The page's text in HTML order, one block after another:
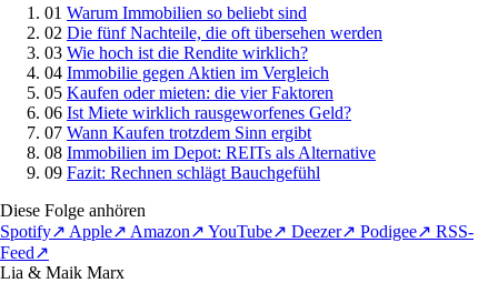
01 Warum Immobilien so beliebt sind
02 Die fünf Nachteile, die oft übersehen werden
03 Wie hoch ist die Rendite wirklich?
04 Immobilie gegen Aktien im Vergleich
05 Kaufen oder mieten: die vier Faktoren
06 Ist Miete wirklich rausgeworfenes Geld?
07 Wann Kaufen trotzdem Sinn ergibt
08 Immobilien im Depot: REITs als Alternative
09 Fazit: Rechnen schlägt Bauchgefühl
Diese Folge anhören
Spotify↗ Apple↗ Amazon↗ YouTube↗ Deezer↗ Podigee↗ RSS-
Feed↗
Lia & Maik Marx